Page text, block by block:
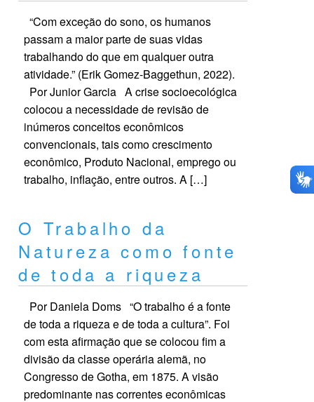
“Com exceção do sono, os humanos
passam a maior parte de suas vidas
trabalhando do que em qualquer outra
atividade.” (Erik Gomez-Baggethun, 2022).
Por Junior Garcia A crise socioecológica
colocou a necessidade de revisão de
inúmeros conceitos econômicos
convencionais, tais como crescimento
econômico, Produto Nacional, emprego ou
trabalho, inflação, entre outros. A […]
O Trabalho da
Natureza como fonte
de toda a riqueza
Por Daniela Doms “O trabalho é a fonte
de toda a riqueza e de toda a cultura”. Foi
com esta afirmação que se colocou fim a
divisão da classe operária alemã, no
Congresso de Gotha, em 1875. A visão
predominante nas correntes econômicas